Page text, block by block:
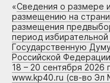
«Сведения о размере
размещению на
размещения
период
Государственную
Российской
18 – 20 сентября 2026
www.kp40.ru (св-во